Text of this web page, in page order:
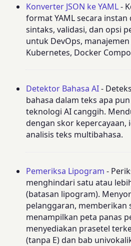
Konverter JSON ke YAML-
format YAML secara
sintaks, validasi, dan opsi
untuk DevOps,
Kubernetes, Docker
Detektor Bahasa AI-
bahasa dalam teks apa
teknologi AI canggih.
dengan skor kepercayaan,
analisis teks multibahasa.
Pemeriksa Lipogram -
menghindari satu atau
(batasan lipogram).
pelanggaran, memberikan
menampilkan peta panas
menyediakan prasetel
(tanpa E) dan bab